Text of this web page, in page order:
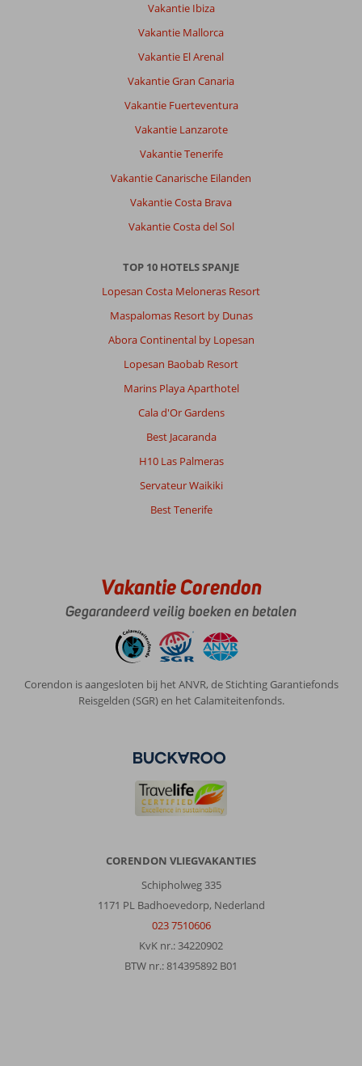
Vakantie Ibiza
Vakantie Mallorca
Vakantie El Arenal
Vakantie Gran Canaria
Vakantie Fuerteventura
Vakantie Lanzarote
Vakantie Tenerife
Vakantie Canarische Eilanden
Vakantie Costa Brava
Vakantie Costa del Sol
TOP 10 HOTELS SPANJE
Lopesan Costa Meloneras Resort
Maspalomas Resort by Dunas
Abora Continental by Lopesan
Lopesan Baobab Resort
Marins Playa Aparthotel
Cala d'Or Gardens
Best Jacaranda
H10 Las Palmeras
Servateur Waikiki
Best Tenerife
Vakantie Corendon
Gegarandeerd veilig boeken en betalen
Corendon is aangesloten bij het ANVR, de Stichting Garantiefonds
Reisgelden (SGR) en het Calamiteitenfonds.
CORENDON VLIEGVAKANTIES
Schipholweg 335
1171 PL Badhoevedorp, Nederland
023 7510606
KvK nr.: 34220902
BTW nr.: 814395892 B01